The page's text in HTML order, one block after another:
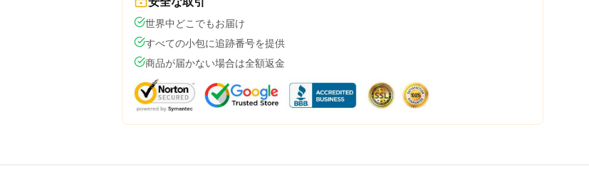
世界中どこでもお届け
すべての小包に追跡番号を提供
商品が届かない場合は全額返金